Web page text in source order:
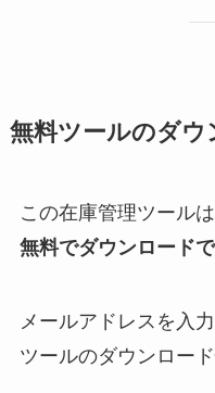
無料ツールのダウ
この在庫管理ツールは
無料でダウンロードで
メールアドレスを入
ツールのダウンロー